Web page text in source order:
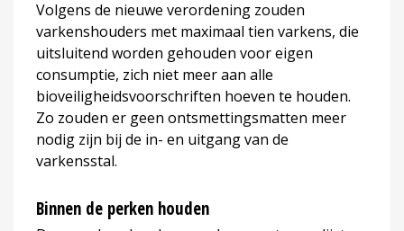
Volgens de nieuwe verordening zouden
varkenshouders met maximaal tien varkens, die
uitsluitend worden gehouden voor eigen
consumptie, zich niet meer aan alle
bioveiligheidsvoorschriften hoeven te houden.
Zo zouden er geen ontsmettingsmatten meer
nodig zijn bij de in- en uitgang van de
varkensstal.
Binnen de perken houden